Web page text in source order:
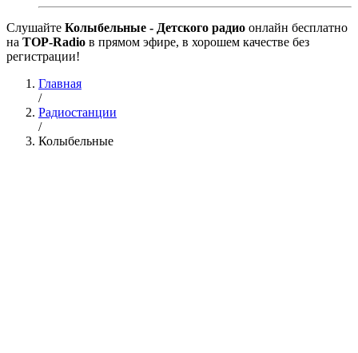
Cлушайте Колыбельные - Детского радио онлайн бесплатно
на TOP-Radio в прямом эфире, в хорошем качестве без
регистрации!
Главная
/
Радиостанции
/
Колыбельные